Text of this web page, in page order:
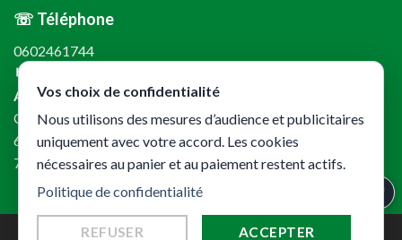
☏ Téléphone
0602461744
↳
Adresse
CKL – Chewy Boutique
61 rue de Lyon
75012 Paris
Vos choix de confidentialité
Nous utilisons des mesures d’audience et publicitaires
uniquement avec votre accord. Les cookies
nécessaires au panier et au paiement restent actifs.
Politique de confidentialité
REFUSER ACCEPTER